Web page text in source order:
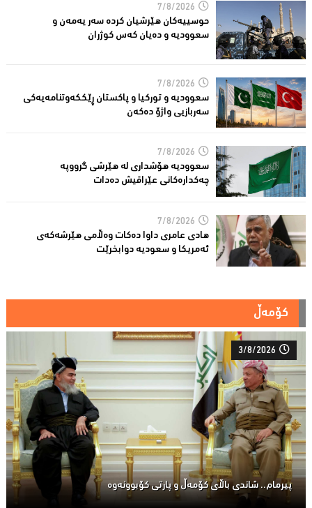
7/8/2026
حوسییەكان هێرشیان كردە سەر یەمەن و
سعوودیە و دەیان كەس كوژران
7/8/2026
سعوودیە و توركیا و پاكستان ڕێككەوتنامەیەكی
سەربازیی واژۆ دەكەن
7/8/2026
سعوودیە هۆشداری لە هێرشی گرووپە
چەكدارەكانی عێراقیش دەدات
7/8/2026
هادی عامری داوا دەكات وەڵامی هێرشەكەی
ئەمریكا و سعودیە دوابخرێت
کۆمەڵ
3/8/2026
پیرمام.. شاندی باڵای كۆمه‌ڵ و پارتی كۆبوونه‌وه‌